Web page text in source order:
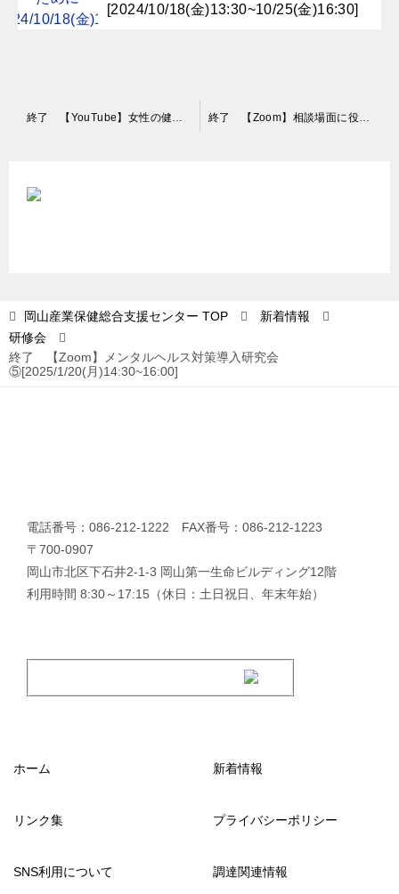
[2024/10/18(金)13:30~10/25(金)16:30]
ョ
ン
岡山産業保健総合支援センター TOP
新着情報
研修会
終了 【Zoom】メンタルヘルス対策導入研究会
⑤[2025/1/20(月)14:30~16:00]
電話番号：086-212-1222 FAX番号：086-212-1223
〒700-0907
岡山市北区下石井2-1-3 岡山第一生命ビルディング12階
利用時間 8:30～17:15（休日：土日祝日、年末年始）
ホーム 新着情報
リンク集 プライバシーポリシー
SNS利用について 調達関連情報